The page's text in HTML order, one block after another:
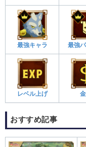
最強キャラ 最強
レベル上げ
おすすめ記事